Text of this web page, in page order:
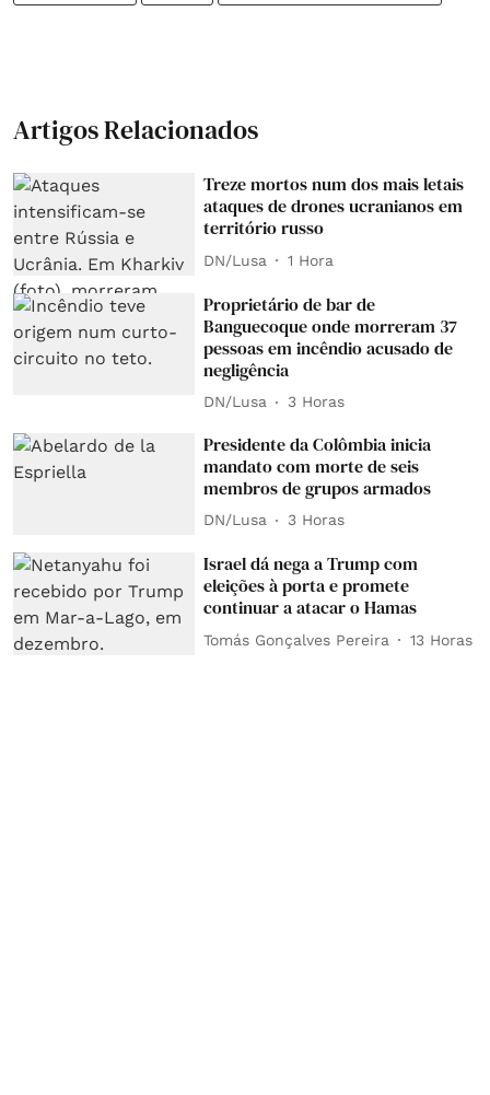
Artigos Relacionados
Treze mortos num dos mais letais
ataques de drones ucranianos em
território russo
DN/Lusa 1 Hora
Proprietário de bar de
Banguecoque onde morreram 37
pessoas em incêndio acusado de
negligência
DN/Lusa 3 Horas
Presidente da Colômbia inicia
mandato com morte de seis
membros de grupos armados
DN/Lusa 3 Horas
Israel dá nega a Trump com
eleições à porta e promete
continuar a atacar o Hamas
Tomás Gonçalves Pereira 13 Horas